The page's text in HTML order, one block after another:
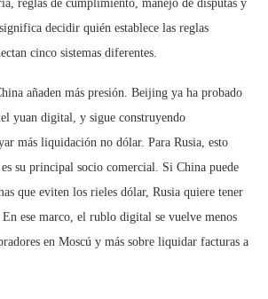
reglas de cumplimiento, manejo de disputas y
decidir quién establece las reglas
cinco sistemas diferentes.
añaden más presión. Beijing ya ha probado
yuan digital, y sigue construyendo
más liquidación no dólar. Para Rusia, esto
su principal socio comercial. Si China puede
que eviten los rieles dólar, Rusia quiere tener
ese marco, el rublo digital se vuelve menos
en Moscú y más sobre liquidar facturas a